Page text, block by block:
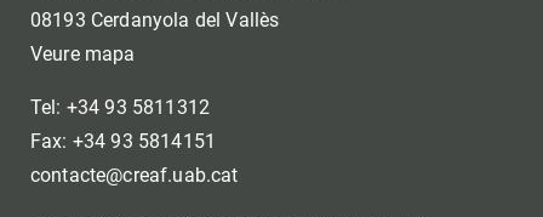
08193 Cerdanyola del Vallès
Veure mapa
Tel: +34 93 5811312
Fax: +34 93 5814151
contacte@creaf.uab.cat